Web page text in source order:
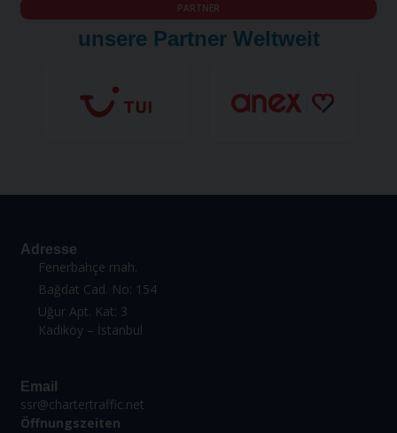
PARTNER
unsere Partner Weltweit
Adresse
Fenerbahçe mah.
Bağdat Cad. No: 154
Uğur Apt. Kat: 3
Kadıköy – İstanbul
Email
ssr@chartertraffic.net
Öffnungszeiten